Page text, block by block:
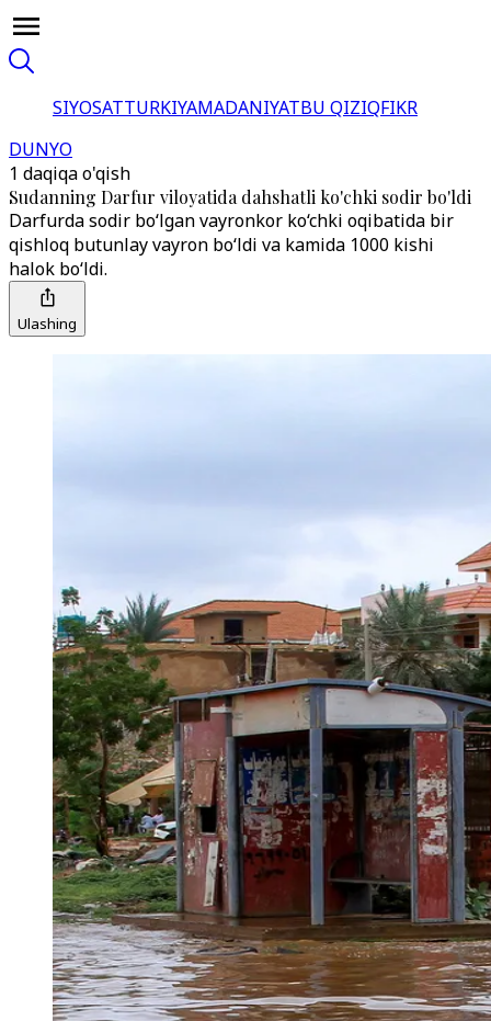
SIYOSATTURKIYAMADANIYATBU QIZIQFIKR
DUNYO
1 daqiqa o'qish
Sudanning Darfur viloyatida dahshatli ko'chki sodir bo'ldi
Darfurda sodir bo‘lgan vayronkor ko‘chki oqibatida bir
qishloq butunlay vayron bo‘ldi va kamida 1000 kishi
halok bo‘ldi.
Ulashing